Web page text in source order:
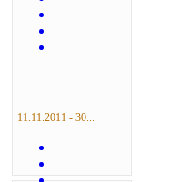
11.11.2011 - 30...